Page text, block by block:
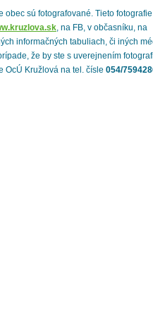
obec sú fotografované. Tieto
, na FB, v občasníku, na
informačných tabuliach, či iných
že by ste s uverejnením
OcÚ Kružlová na tel. čísle 054/